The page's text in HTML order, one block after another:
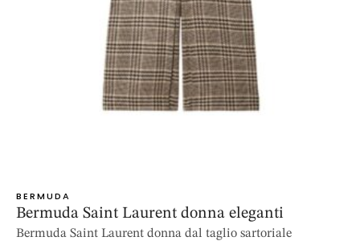
BERMUDA
Bermuda Saint Laurent donna eleganti
Bermuda Saint Laurent donna dal taglio sartoriale